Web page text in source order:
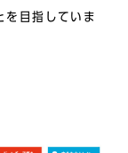
目指していま